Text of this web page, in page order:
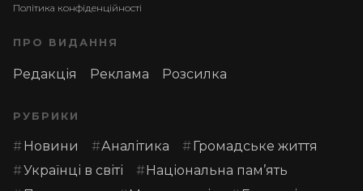
Політика конфіденційності
ПРО ВИДАННЯ
Редакція Реклама Розсилка
РУБРИКИ
Новини Аналітика
Громадське життя
Українці в світі
Національна пам’ять